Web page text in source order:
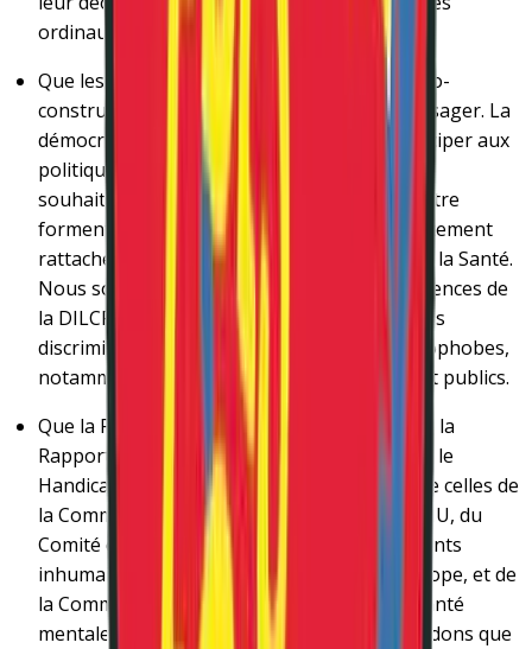
ordinaux·ales.
Que les stratégies de santé mentale soient co-
construites par le monde professionnel et usager. La
démocratie sanitaire ne permet pas de participer aux
politiques qui nous concernent. Aussi, nous
souhaitons que la santé mentale et le bien-être
forment une compétence qui vous soit directement
rattachée, au détriment du seul Ministère de la Santé.
Nous souhaitons également que les compétences de
la DILCRAH soient étendues pour y inclure les
discriminations sanistes/psychophobes/follophobes,
notamment au sein des systèmes de santé et publics.
Que la France applique les préconisations de la
Rapporteure spéciale des Nations-Unies sur le
Handicap en matière de psychiatrie, ainsi que celles de
la Commission des droits de l’homme de l’ONU, du
Comité de prévention des peines et traitements
inhumains et dégradants du Conseil de l’Europe, et de
la Commission européenne en matière de santé
mentale. Conformément à cela, nous demandons que